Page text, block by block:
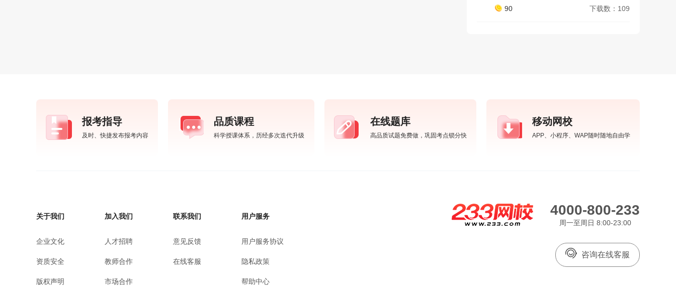
f
90 下载数：109
报考指导
及时、快捷发布报考内容
品质课程
科学授课体系，历经多次迭代升级
在线题库
高品质试题免费做，巩固考点锁分快
移动网校
APP、小程序、WAP随时随地自由学
关于我们
企业文化
资质安全
版权声明
加入我们
人才招聘
教师合作
市场合作
联系我们
意见反馈
在线客服
用户服务
用户服务协议
隐私政策
帮助中心
4000-800-233
周一至周日 8:00-23:00
咨询在线客服